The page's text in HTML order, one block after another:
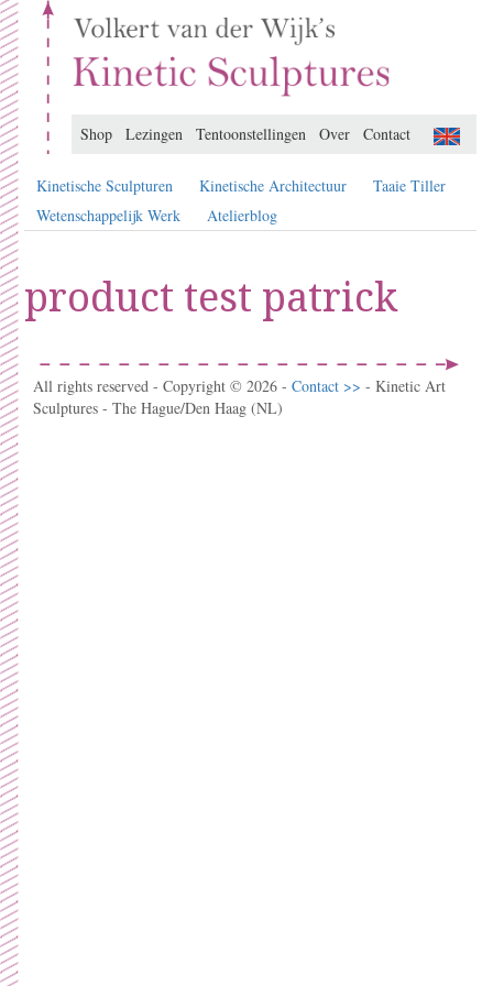
Shop Lezingen Tentoonstellingen Over Contact
Kinetische Sculpturen Kinetische Architectuur
Taaie Tiller
Wetenschappelijk Werk
Atelierblog
product test patrick
All rights reserved - Copyright © 2026 - Contact >> - Kinetic Art
Sculptures - The Hague/Den Haag (NL)